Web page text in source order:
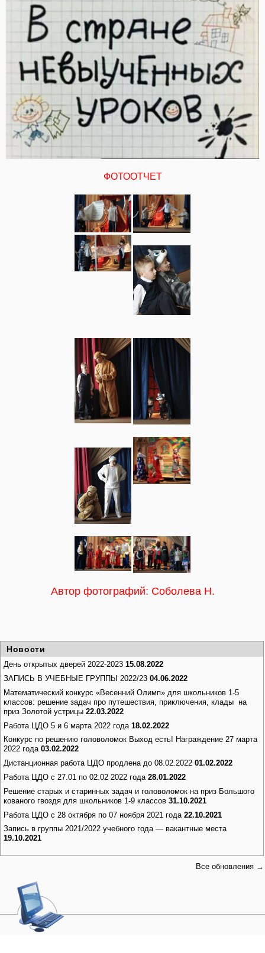
ФОТООТЧЕТ
Автор фотографий: Соболева Н.
Новости
День открытых дверей 2022-2023 15.08.2022
ЗАПИСЬ В УЧЕБНЫЕ ГРУППЫ 2022/23 04.06.2022
Математический конкурс «Весенний Олимп» для школьников 1-5
классов: решение задач про путешествия, приключения, клады на
приз Золотой устрицы 22.03.2022
Работа ЦДО 5 и 6 марта 2022 года 18.02.2022
Конкурс по решению головоломок Выход есть! Награждение 27 марта
2022 года 03.02.2022
Дистанционная работа ЦДО продлена до 08.02.2022 01.02.2022
Работа ЦДО с 27.01 по 02.02 2022 года 28.01.2022
Решение старых и старинных задач и головоломок на приз Большого
кованого гвоздя для школьников 1-9 классов 31.10.2021
Работа ЦДО с 28 октября по 07 ноября 2021 года 22.10.2021
Запись в группы 2021/2022 учебного года — вакантные места
19.10.2021
Все обновления →